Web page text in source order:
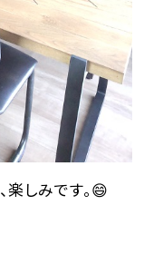
しみです。😄